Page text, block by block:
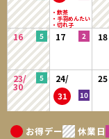
16 17 18
23/
30
24/
31
25
お得デー 休業日